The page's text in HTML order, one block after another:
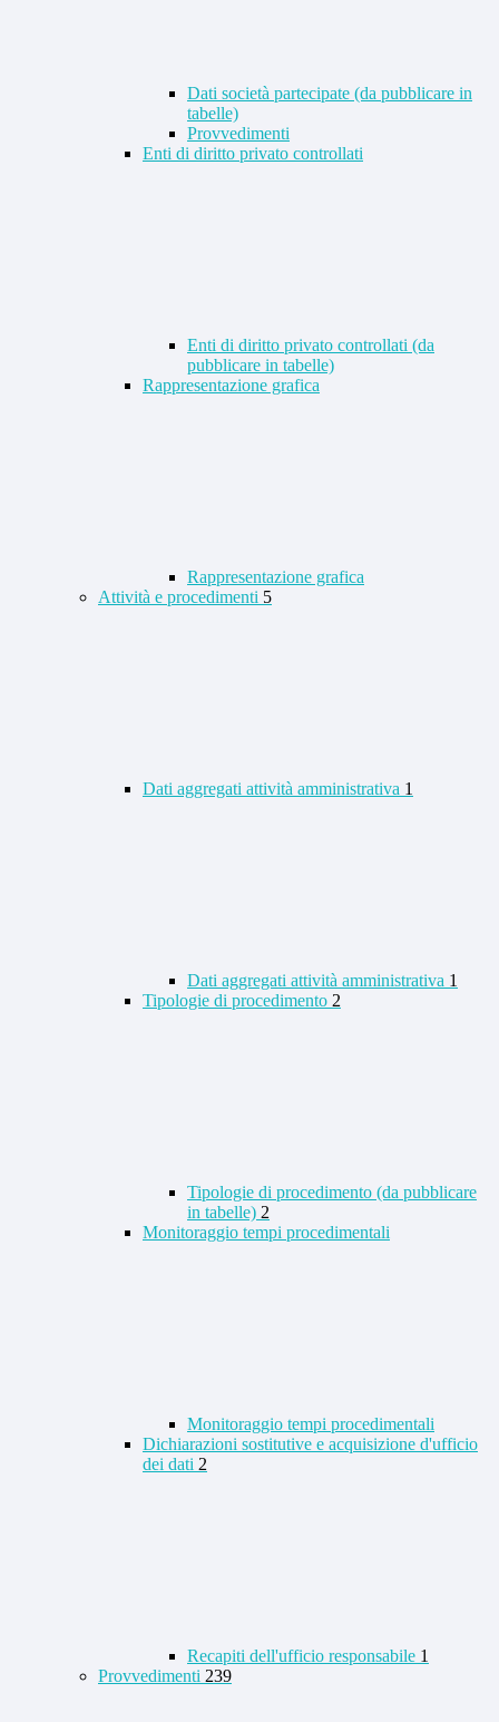
Dati società partecipate (da pubblicare in
tabelle)
Provvedimenti
Enti di diritto privato controllati
Enti di diritto privato controllati (da
pubblicare in tabelle)
Rappresentazione grafica
Rappresentazione grafica
Attività e procedimenti 5
Dati aggregati attività amministrativa 1
Dati aggregati attività amministrativa 1
Tipologie di procedimento 2
Tipologie di procedimento (da pubblicare
in tabelle) 2
Monitoraggio tempi procedimentali
Monitoraggio tempi procedimentali
Dichiarazioni sostitutive e acquisizione d'ufficio
dei dati 2
Recapiti dell'ufficio responsabile 1
Provvedimenti 239